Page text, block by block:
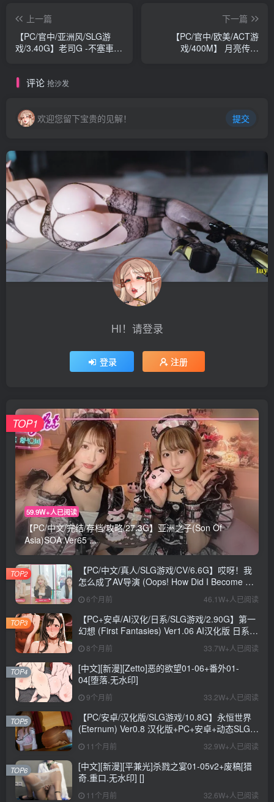
上一篇
【PC/官中/亚洲风/SLG游
戏/3.40G】老司G -不塞車
档+亚洲风SLG游戏+3.40G
下一篇
【PC/官中/欧美/ACT游
戏/400M】 月亮传说
评论 抢沙发
欢迎您留下宝贵的见解！ 提交
HI！请登录
登录 注册
59.9W+人已阅读
【PC/中文/完结/存档/攻略/27.3G】亚洲之子(Son Of
Asia)SOA Ver65 ...
TOP1
【PC/中文/真人/SLG游戏/CV/6.6G】哎呀！我
怎么成了AV导演 (Oops! How Did I Become An
AV Director?) Ver0.1.1 中文版+真人SLG游戏
+CV+6.6G
6个月前 46.1W+人已阅读
TOP2
【PC+安卓/AI汉化/日系/SLG游戏/2.90G】第一
幻想 (First Fantasies) Ver1.06 AI汉化版 日系
SLG游戏+2.90G
8个月前 33.7W+人已阅读
TOP3
[中文][新漫][Zetto]恶的欲望01-06+番外01-
04[堕落.无水印]
9个月前 33.2W+人已阅读
TOP4
【PC/安卓/汉化版/SLG游戏/10.8G】永恒世界
(Eternum) Ver0.8 汉化版+PC+安卓+动态SLG游
戏+10.8G
11个月前 32.9W+人已阅读
TOP5
[中文][新漫][平兼光]杀戮之宴01-05v2+废稿[猎
奇.重口.无水印] []
11个月前 32.6W+人已阅读
TOP6